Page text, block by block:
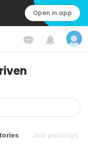
Open in app
Job postings